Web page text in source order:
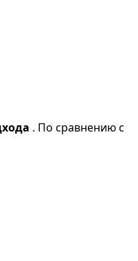
. По сравнению с